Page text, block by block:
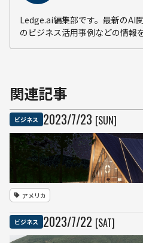
Ledge.ai編集部です。最新のAI
のビジネス活用事例などの情報
関連記事
ビジネス 2023/7/23 [SUN]
アメリカ
ビジネス 2023/7/22 [SAT]